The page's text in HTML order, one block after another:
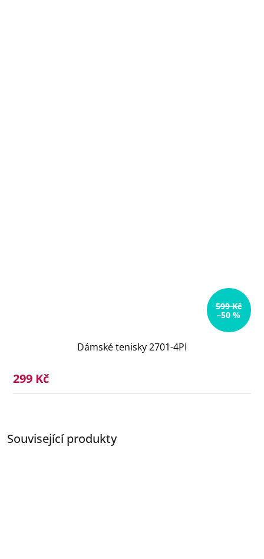
Související produkty
599 Kč
–50 %
Dámské tenisky 2701-4PI
299 Kč